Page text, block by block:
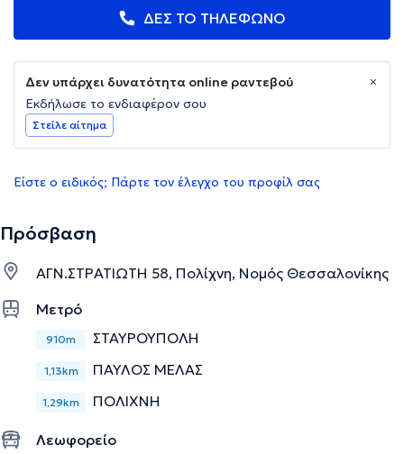
ΔΕΣ ΤΟ ΤΗΛΕΦΩΝΟ
Δεν υπάρχει δυνατότητα online ραντεβού
Εκδήλωσε το ενδιαφέρον σου
Στείλε αίτημα
Είστε ο ειδικός; Πάρτε τον έλεγχο του προφίλ σας
Πρόσβαση
ΑΓΝ.ΣΤΡΑΤΙΩΤΗ 58, Πολίχνη, Νομός Θεσσαλονίκης
Μετρό
910m ΣΤΑΥΡΟΥΠΟΛΗ
1,13km ΠΑΥΛΟΣ ΜΕΛΑΣ
1,29km ΠΟΛΙΧΝΗ
Λεωφορείο